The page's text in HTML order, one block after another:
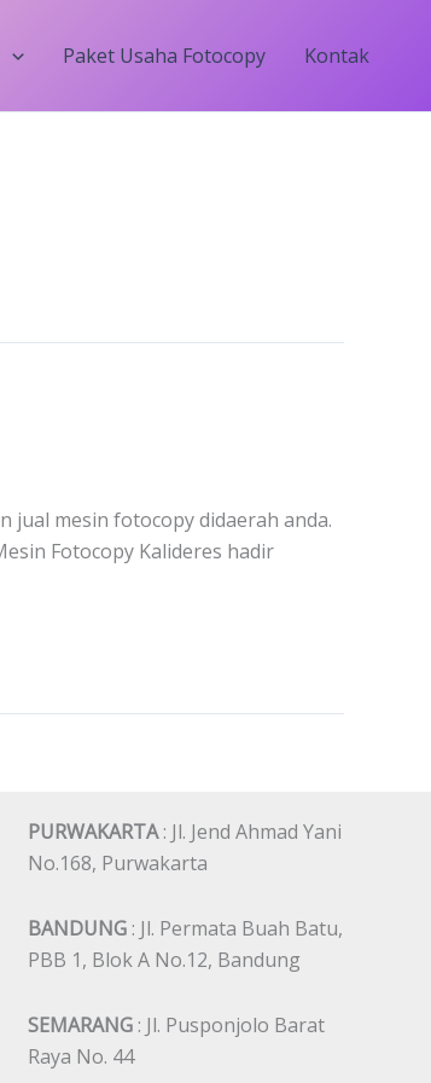
Paket Usaha Fotocopy Kontak
jual mesin fotocopy didaerah anda.
Fotocopy Kalideres hadir
PURWAKARTA: Jl. Jend Ahmad Yani
No.168, Purwakarta
BANDUNG: Jl. Permata Buah Batu,
PBB 1, Blok A No.12, Bandung
SEMARANG: Jl. Pusponjolo Barat
Raya No. 44